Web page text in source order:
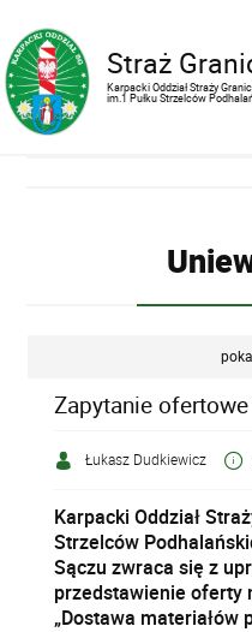
Straż
Karpacki Oddział Straży
im.1 Pułku Strzelców
Zapytanie
Łukasz Dudkiewicz
Karpacki Oddział
Strzelców
Sączu zwraca się z
przedstawienie oferty
„Dostawa materiałów